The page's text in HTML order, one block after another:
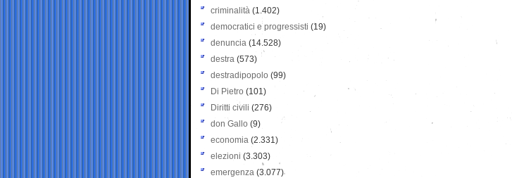
criminalità (1.402)
democratici e progressisti (19)
denuncia (14.528)
destra (573)
destradipopolo (99)
Di Pietro (101)
Diritti civili (276)
don Gallo (9)
economia (2.331)
elezioni (3.303)
emergenza (3.077)